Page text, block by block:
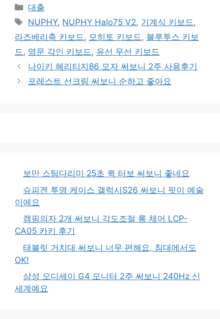
카
테
리
대출
태
그
NUPHY, NUPHY Halo75 V2, 기계식 키보드,
라즈베리축 키보드, 모히토 키보드, 블루투스 키보
드, 영문 각인 키보드, 유선 무선 키보드
나이키 헤리티지86 모자 써보니 2주 사용후기
포레스트 선크림 써보니 순하고 좋아요
보만 스팀다리미 25초 퀵 터보 써보니 좋네요
슈피겐 투명 케이스 갤럭시S26 써보니 핏이 예술
이에요
캠핑의자 2개 써보니 각도조절 롱 체어 LCP-
CA05 카키 후기
태블릿 거치대 써보니 너무 편해요, 침대에서도
OK!
삼성 오디세이 G4 모니터 2주 써보니 240Hz 신
세계예요